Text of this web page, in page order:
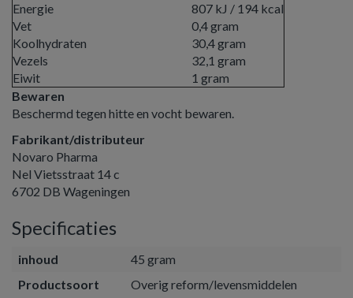
Energie
807 kJ / 194 kcal
Vet
0,4 gram
Koolhydraten
30,4 gram
Vezels
32,1 gram
Eiwit
1 gram
Bewaren
Beschermd tegen hitte en vocht bewaren.
Fabrikant/distributeur
Novaro Pharma
Nel Vietsstraat 14 c
6702 DB Wageningen
Specificaties
inhoud
45 gram
Productsoort
Overig reform/levensmiddelen